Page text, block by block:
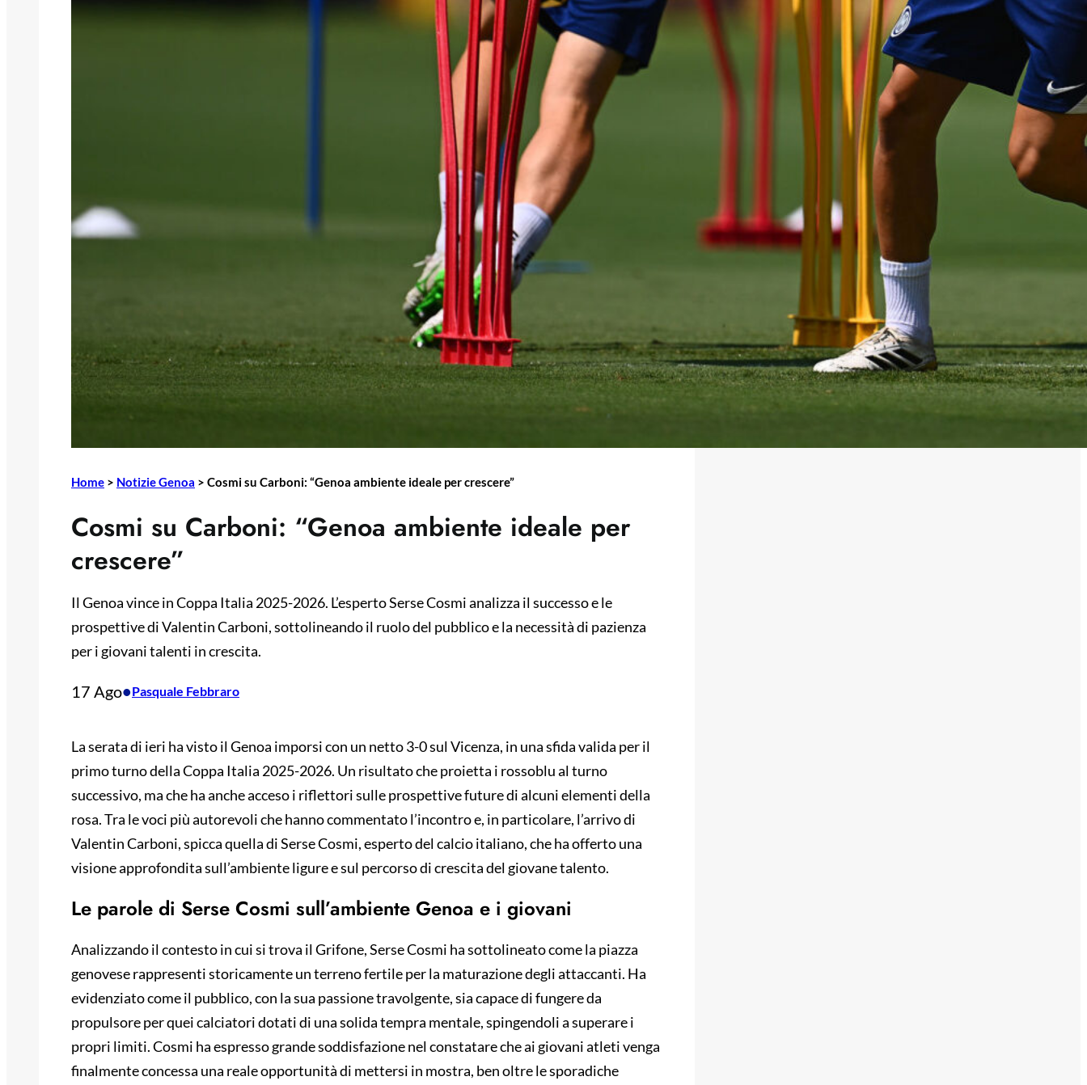
Home > Notizie Genoa > Cosmi su Carboni: “Genoa ambiente ideale per crescere”
Cosmi su Carboni: “Genoa ambiente ideale per
crescere”
Il Genoa vince in Coppa Italia 2025-2026. L’esperto Serse Cosmi analizza il successo e le
prospettive di Valentin Carboni, sottolineando il ruolo del pubblico e la necessità di pazienza
per i giovani talenti in crescita.
17 Ago•Pasquale Febbraro
La serata di ieri ha visto il Genoa imporsi con un netto 3-0 sul Vicenza, in una sfida valida per il
primo turno della Coppa Italia 2025-2026. Un risultato che proietta i rossoblu al turno
successivo, ma che ha anche acceso i riflettori sulle prospettive future di alcuni elementi della
rosa. Tra le voci più autorevoli che hanno commentato l’incontro e, in particolare, l’arrivo di
Valentin Carboni, spicca quella di Serse Cosmi, esperto del calcio italiano, che ha offerto una
visione approfondita sull’ambiente ligure e sul percorso di crescita del giovane talento.
Le parole di Serse Cosmi sull’ambiente Genoa e i giovani
Analizzando il contesto in cui si trova il Grifone, Serse Cosmi ha sottolineato come la piazza
genovese rappresenti storicamente un terreno fertile per la maturazione degli attaccanti. Ha
evidenziato come il pubblico, con la sua passione travolgente, sia capace di fungere da
propulsore per quei calciatori dotati di una solida tempra mentale, spingendoli a superare i
propri limiti. Cosmi ha espresso grande soddisfazione nel constatare che ai giovani atleti venga
finalmente concessa una reale opportunità di mettersi in mostra, ben oltre le sporadiche